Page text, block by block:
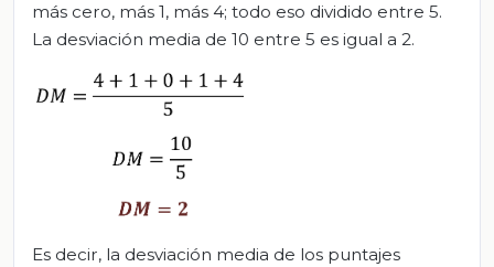
más cero, más 1, más 4; todo eso dividido entre 5.
La desviación media de 10 entre 5 es igual a 2.
Es decir, la desviación media de los puntajes